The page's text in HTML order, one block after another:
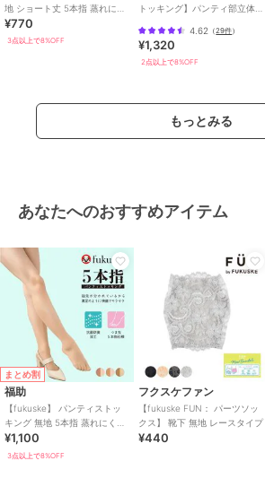
地 ショート丈 5本指 蒸れにく
い ベタつきにくい
¥770
3点以上で8%OFF
トッキング】パンティ部立体
4.62 （29件）
¥1,320
2点以上で8%OFF
もっとみる
あなたへのおすすめアイテム
まとめ割
福助
【fukuske】 パンティストッ
キング 無地 5本指 蒸れにくい
ベタつきにくい
¥1,100
3点以上で8%OFF
フクスケファン
【fukuske FUN： パーツソッ
クス】 靴下 無地 レースタイプ
¥440